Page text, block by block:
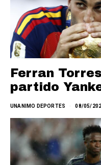
Ferran
partido
UNANIMO DEPORTES 08/05/